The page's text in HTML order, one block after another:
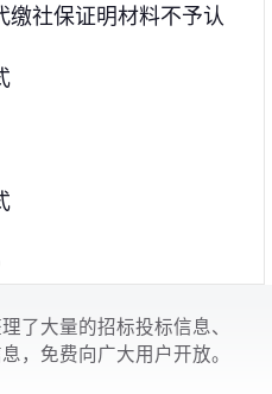
缴社保证明材料不予认
了大量的招标投标信息、
，免费向广大用户开放。